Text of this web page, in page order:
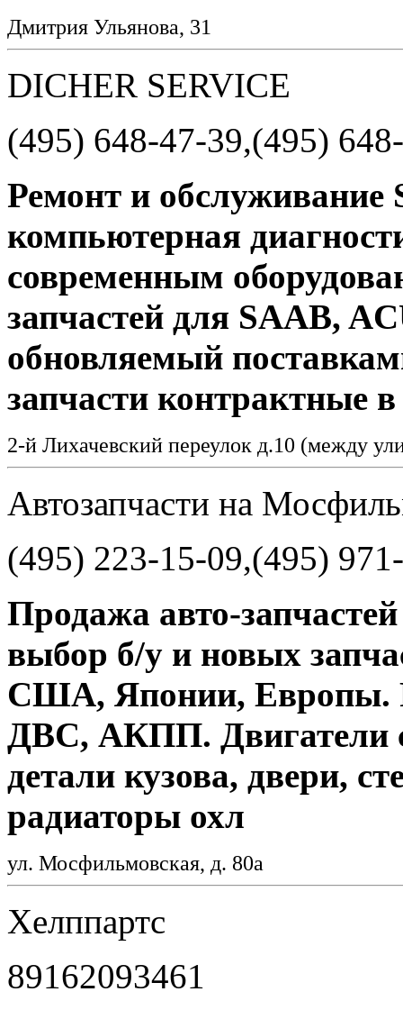
Дмитрия Ульянова, 31
DICHER SERVICE
(495) 648-47-39,(495)
Ремонт и
компьютерная
современным
запчастей для SAAB,
обновляемый
запчасти контрактные
2-й Лихачевский переулок д.10 (между
Автозапчасти на
(495) 223-15-09,(495)
Продажа авто-
выбор б/у и новых
США, Японии, Европы.
ДВС, АКПП. Двигатели
детали кузова, двери,
радиаторы охл
ул. Мосфильмовская, д. 80а
Хелппартс
89162093461